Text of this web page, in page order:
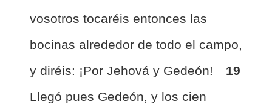
vosotros tocaréis entonces las
bocinas alrededor de todo el campo,
y diréis: ¡Por Jehová y Gedeón!
19
Llegó pues Gedeón, y los cien